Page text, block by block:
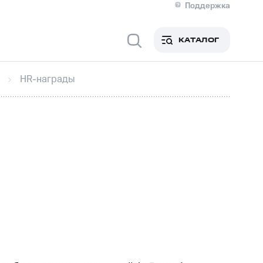
Поддержка
Медиа-центр
Новости в регионе
Инвесторам и акционерам
акционерам
и аудитРынок акций
КАТАЛОГ
HR-награды